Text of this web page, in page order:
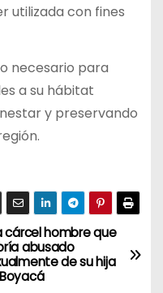
utilizada con fines
necesario para
a su hábitat
y preservando
cárcel hombre que
abusado
de su hija